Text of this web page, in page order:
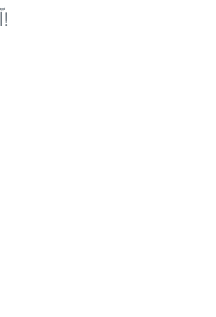
تطبيق Capcut apk آمن. شكرًا لثقتكم!